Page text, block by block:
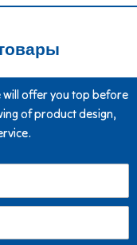
will offer you top before
of product design,